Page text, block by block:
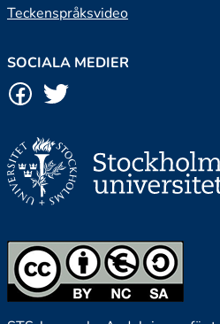
Teckenspråksvideo
SOCIALA MEDIER